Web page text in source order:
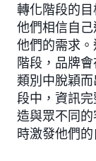
轉化階段的
他們相信自
他們的需求。
階段，品牌
類別中脫穎
段中，資訊
造與眾不同
時激發他們的